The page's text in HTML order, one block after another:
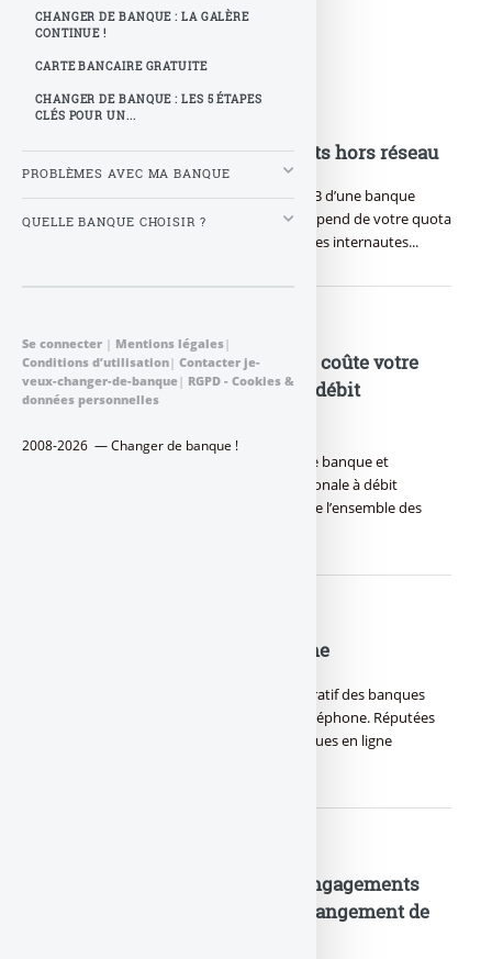
Changer de banque ?
Frais bancaires : prix des retraits hors réseau
Frais bancaires : retirer du cash dans le DAB d’une banque
concurrente est gratuit cependant tout dépend de votre quota
de retrait offerts par mois, détails et avis des internautes...
Frais bancaires : Combien vous coûte votre
carte bancaire internationale à débit
Frais bancaires : combien vous coûte votre banque et
notamment votre carte bancaire internationale à débit
immédiat, voici un comparatif qui regroupe l’ensemble des
Comparatif des banques en ligne
Comparatif des banques en ligne : Comparatif des banques
accessibles uniquement via Internet ou téléphone. Réputées
pour leurs frais bancaires réduits, les banques en ligne
Mobilité bancaire : Détail des engagements
des banques pour faciliter le changement de
CHANGER DE BANQUE : LA GALÈRE
CONTINUE !
CARTE BANCAIRE GRATUITE
CHANGER DE BANQUE : LES 5 ÉTAPES
CLÉS POUR UN...
PROBLÈMES AVEC MA BANQUE
QUELLE BANQUE CHOISIR ?
Se connecter | Mentions légales|
Conditions d’utilisation| Contacter je-
veux-changer-de-banque| RGPD - Cookies &
données personnelles
2008-2026 — Changer de banque !